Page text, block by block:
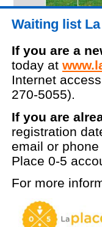
Waiting list
If you are a
today at
Internet
270-5055).
If you are
registration
email or
Place 0-5
For more